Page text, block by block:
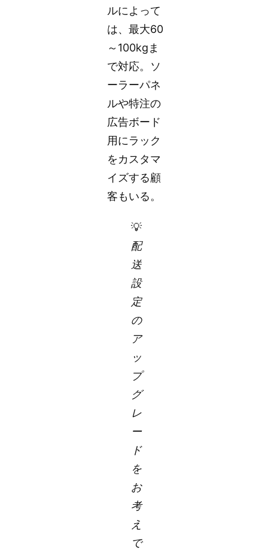
ルによって
は、最大60
～100kgま
で対応。ソ
ーラーパネ
ルや特注の
広告ボード
用にラック
をカスタマ
イズする顧
客もいる。
💡
配
送
設
定
の
ア
ッ
プ
グ
レ
ー
ド
を
お
考
え
で